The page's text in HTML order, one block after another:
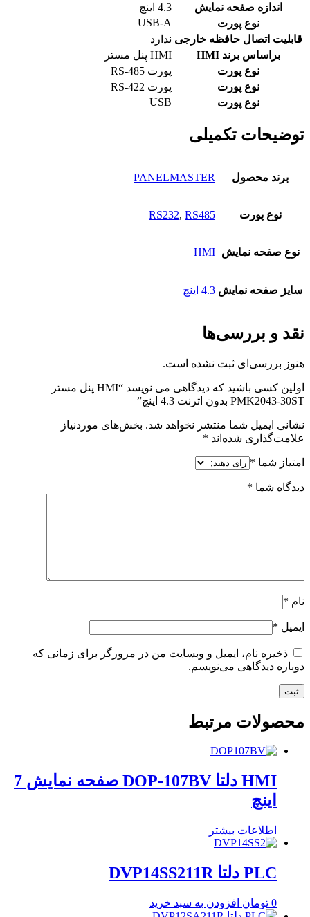
اندازه صفحه نمایش
4.3 اینچ
نوع پورت
USB-A
قابلیت اتصال حافظه خارجی ندارد
براساس برند HMI
HMI پنل مستر
نوع پورت
پورت RS-485
نوع پورت
پورت RS-422
نوع پورت
USB
توضیحات تکمیلی
برند محصول PANELMASTER
نوع پورت RS232, RS485
نوع صفحه نمایش HMI
سایز صفحه نمایش 4.3 اینچ
نقد و بررسی‌ها
هنوز بررسی‌ای ثبت نشده است.
اولین کسی باشید که دیدگاهی می نویسد “HMI پنل مستر
PMK2043-30ST بدون اترنت 4.3 اینچ”
نشانی ایمیل شما منتشر نخواهد شد. بخش‌های موردنیاز
علامت‌گذاری شده‌اند *
امتیاز شما *
دیدگاه شما *
نام *
ایمیل *
ذخیره نام، ایمیل و وبسایت من در مرورگر برای زمانی که
دوباره دیدگاهی می‌نویسم.
محصولات مرتبط
HMI دلتا DOP-107BV صفحه نمایش 7
اینچ
اطلاعات بیشتر
PLC دلتا DVP14SS211R
0 تومان افزودن به سبد خرید